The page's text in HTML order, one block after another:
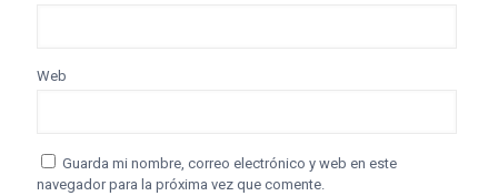
Web
Guarda mi nombre, correo electrónico y web en este
navegador para la próxima vez que comente.